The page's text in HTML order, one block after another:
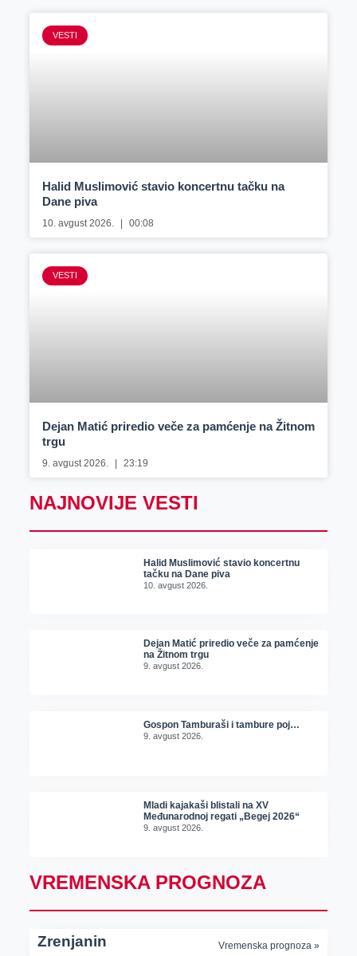
VESTI
Halid Muslimović stavio koncertnu tačku na
Dane piva
10. avgust 2026. 00:08
VESTI
Dejan Matić priredio veče za pamćenje na Žitnom
trgu
9. avgust 2026. 23:19
NAJNOVIJE VESTI
Halid Muslimović stavio koncertnu
tačku na Dane piva
10. avgust 2026.
Dejan Matić priredio veče za pamćenje
na Žitnom trgu
9. avgust 2026.
Gospon Tamburaši i tambure poj…
9. avgust 2026.
Mladi kajakaši blistali na XV
Međunarodnoj regati „Begej 2026“
9. avgust 2026.
VREMENSKA PROGNOZA